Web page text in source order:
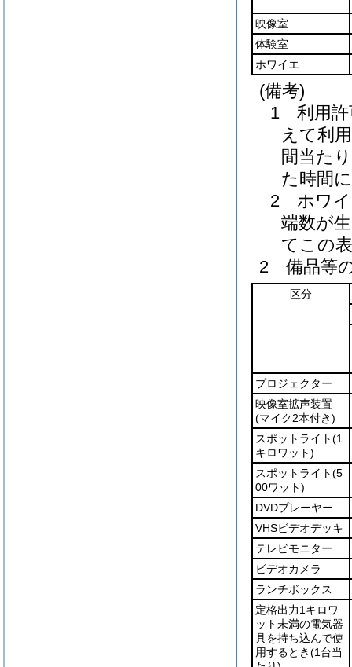
映像室
体験室
ホワイエ
(備考)
1 利用許
えて利
間当た
た時間
2 ホワイ
端数が
てこの
2 備品等
区分
プロジェクター
映像室拡声装置
(マイク2本付き)
スポットライト(1
キロワット)
スポットライト(5
00ワット)
DVDプレーヤー
VHSビデオデッキ
テレビモニター
ビデオカメラ
ランチボックス
定格出力1キロワ
ット未満の電気器
具を持ち込んで使
用するとき(1台当